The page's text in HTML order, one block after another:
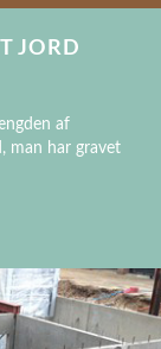
JORD
af
man har gravet